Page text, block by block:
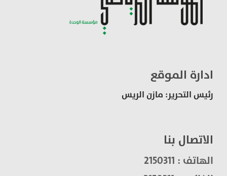
ادارة الموقع
رئيس التحرير: مازن الريس
الاتصال بنا
الهاتف : 2150311